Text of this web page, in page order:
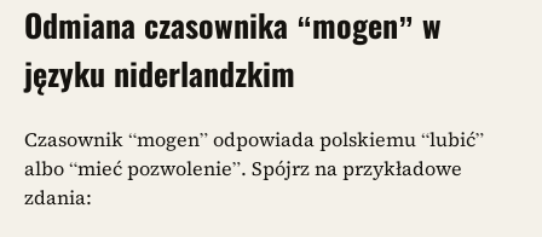
Odmiana czasownika “mogen” w
języku niderlandzkim
Czasownik “mogen” odpowiada polskiemu “lubić”
albo “mieć pozwolenie”. Spójrz na przykładowe
zdania: